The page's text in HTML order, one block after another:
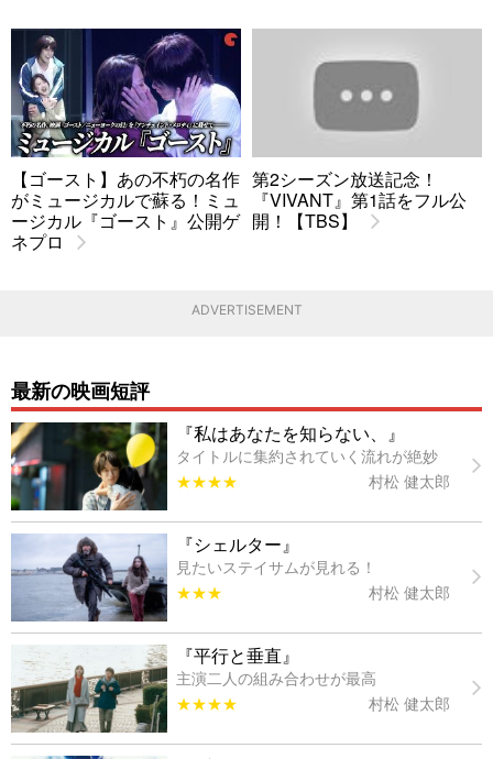
【ゴースト】あの不朽の名作
がミュージカルで蘇る！ミュ
ージカル『ゴースト』公開ゲ
ネプロ
第2シーズン放送記念！
『VIVANT』第1話をフル公
開！【TBS】
ADVERTISEMENT
最新の映画短評
『私はあなたを知らない、』
タイトルに集約されていく流れが絶妙
★★★★
村松 健太郎
『シェルター』
見たいステイサムが見れる！
★★★
村松 健太郎
『平行と垂直』
主演二人の組み合わせが最高
★★★★
村松 健太郎